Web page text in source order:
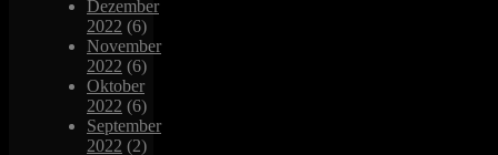
Dezember
2022 (6)
November
2022 (6)
Oktober
2022 (6)
September
2022 (2)